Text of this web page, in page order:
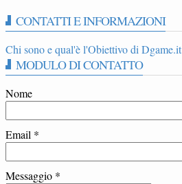
CONTATTI E INFORMAZIONI
Chi sono e qual'è l'Obiettivo di Dgame.it
MODULO DI CONTATTO
Nome
Email *
Messaggio *